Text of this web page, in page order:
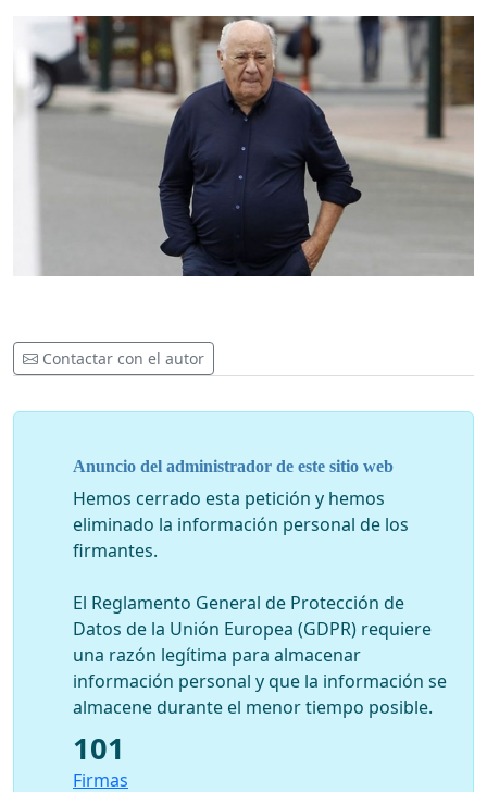
Contactar con el autor
Anuncio del administrador de este sitio web
Hemos cerrado esta petición y hemos
eliminado la información personal de los
firmantes.
El Reglamento General de Protección de
Datos de la Unión Europea (GDPR) requiere
una razón legítima para almacenar
información personal y que la información se
almacene durante el menor tiempo posible.
101
Firmas